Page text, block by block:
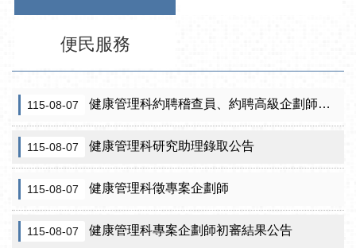
便民服務
115-08-07 健康管理科約聘稽查員、約聘高級企劃師之初審合格名單暨甄試公告
115-08-07 健康管理科研究助理錄取公告
115-08-07 健康管理科徵專案企劃師
115-08-07 健康管理科專案企劃師初審結果公告